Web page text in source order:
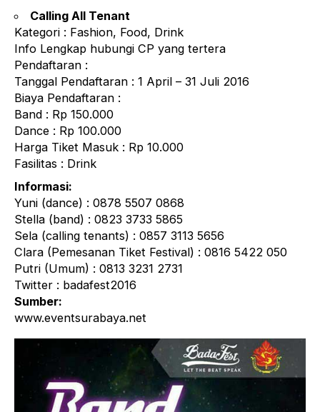
Calling All Tenant
Kategori : Fashion, Food, Drink
Info Lengkap hubungi CP yang tertera
Pendaftaran :
Tanggal Pendaftaran : 1 April – 31 Juli 2016
Biaya Pendaftaran :
Band : Rp 150.000
Dance : Rp 100.000
Harga Tiket Masuk : Rp 10.000
Fasilitas : Drink
Informasi:
Yuni (dance) : 0878 5507 0868
Stella (band) : 0823 3733 5865
Sela (calling tenants) : 0857 3113 5656
Clara (Pemesanan Tiket Festival) : 0816 5422 050
Putri (Umum) : 0813 3231 2731
Twitter : badafest2016
Sumber:
www.eventsurabaya.net